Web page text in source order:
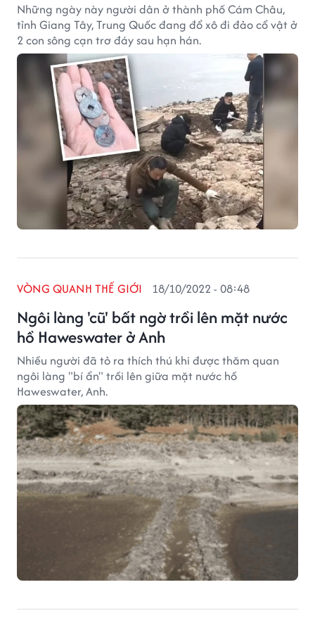
Những ngày này người dân ở thành phố Cám Châu,
tỉnh Giang Tây, Trung Quốc đang đổ xô đi đảo cổ vật ở
2 con sông cạn trơ đáy sau hạn hán.
Ngôi làng 'cũ' bất ngờ trồi lên mặt nước
hồ Haweswater ở Anh
VÒNG QUANH THẾ GIỚI 18/10/2022 - 08:48
Nhiều người đã tỏ ra thích thú khi được thăm quan
ngôi làng "bí ẩn" trồi lên giữa mặt nước hồ
Haweswater, Anh.